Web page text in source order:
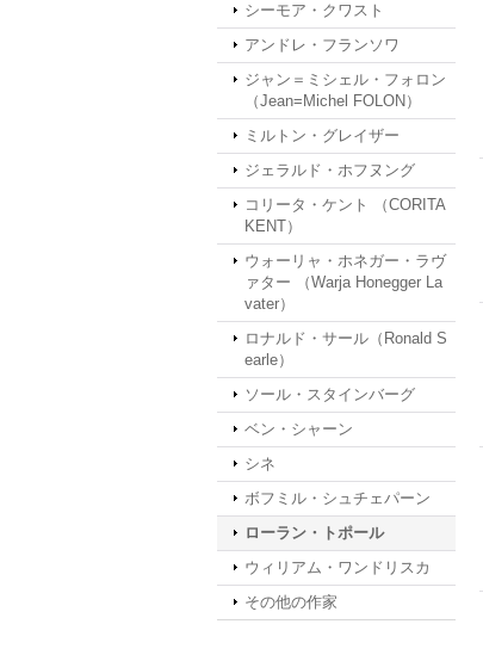
シーモア・クワスト
アンドレ・フランソワ
ジャン＝ミシェル・フォロン
（Jean=Michel FOLON）
ミルトン・グレイザー
ジェラルド・ホフヌング
コリータ・ケント （CORITA
KENT）
ウォーリャ・ホネガー・ラヴ
ァター （Warja Honegger La
vater）
ロナルド・サール（Ronald S
earle）
ソール・スタインバーグ
ベン・シャーン
シネ
ボフミル・シュチェパーン
ローラン・トポール
ウィリアム・ワンドリスカ
その他の作家